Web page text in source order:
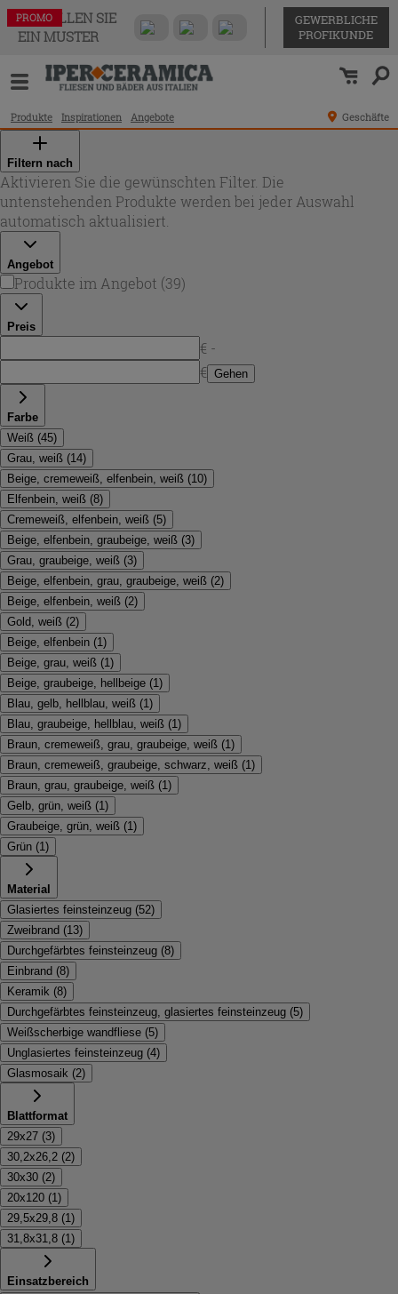
BESTELLEN SIE
EIN MUSTER
GEWERBLICHE
PROFIKUNDE
Produkte Inspirationen Angebote Geschäfte
Filtern nach
Aktivieren Sie die gewünschten Filter. Die
untenstehenden Produkte werden bei jeder Auswahl
automatisch aktualisiert.
Angebot
Produkte im Angebot (39)
Preis
€ -
€ Gehen
Farbe
Weiß (45)
Grau, weiß (14)
Beige, cremeweiß, elfenbein, weiß (10)
Elfenbein, weiß (8)
Cremeweiß, elfenbein, weiß (5)
Beige, elfenbein, graubeige, weiß (3)
Grau, graubeige, weiß (3)
Beige, elfenbein, grau, graubeige, weiß (2)
Beige, elfenbein, weiß (2)
Gold, weiß (2)
Beige, elfenbein (1)
Beige, grau, weiß (1)
Beige, graubeige, hellbeige (1)
Blau, gelb, hellblau, weiß (1)
Blau, graubeige, hellblau, weiß (1)
Braun, cremeweiß, grau, graubeige, weiß (1)
Braun, cremeweiß, graubeige, schwarz, weiß (1)
Braun, grau, graubeige, weiß (1)
Gelb, grün, weiß (1)
Graubeige, grün, weiß (1)
Grün (1)
Material
Glasiertes feinsteinzeug (52)
Zweibrand (13)
Durchgefärbtes feinsteinzeug (8)
Einbrand (8)
Keramik (8)
Durchgefärbtes feinsteinzeug, glasiertes feinsteinzeug (5)
Weißscherbige wandfliese (5)
Unglasiertes feinsteinzeug (4)
Glasmosaik (2)
Blattformat
29x27 (3)
30,2x26,2 (2)
30x30 (2)
20x120 (1)
29,5x29,8 (1)
31,8x31,8 (1)
Einsatzbereich
PROMO
PROMO
PROMO
PROMO
PROMO
PROMO
PROMO
PROMO
PROMO
PROMO
PROMO
PROMO
PROMO
PROMO
PROMO
PROMO
PROMO
PROMO
PROMO
PROMO
PROMO
PROMO
PROMO
PROMO
PROMO
PROMO
PROMO
PROMO
PROMO
PROMO
PROMO
PROMO
PROMO
PROMO
PROMO
PROMO
PROMO
PROMO
PROMO